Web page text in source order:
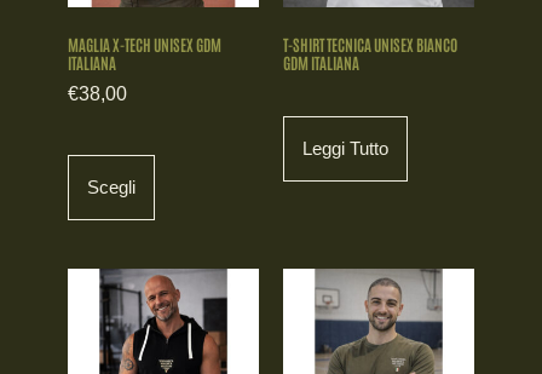
MAGLIA X-TECH UNISEX GDM
ITALIANA
€38,00
Scegli
T-SHIRT TECNICA UNISEX BIANCO
GDM ITALIANA
Leggi Tutto